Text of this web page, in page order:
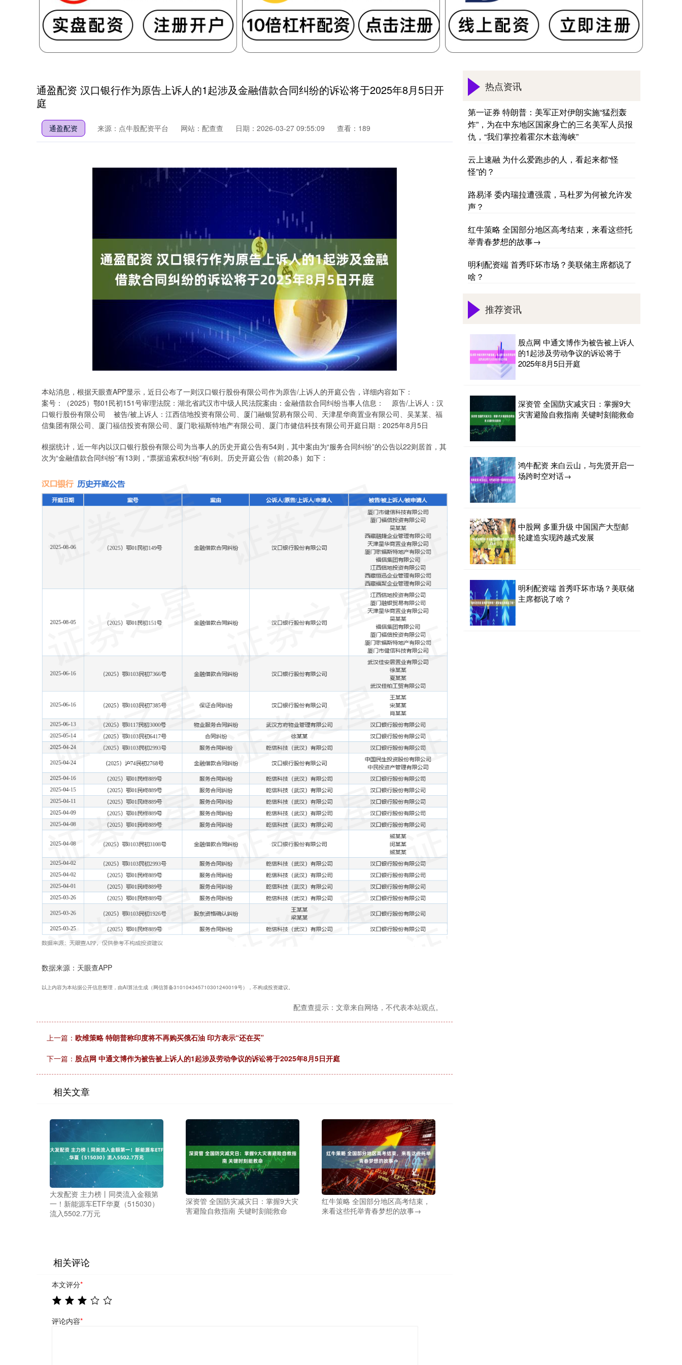
通盈配资 汉口银行作为原告上诉人的1起涉及金融借款合同纠纷的诉讼将于2025年8月5日开
庭
通盈配资 来源：点牛股配资平台 网站：配查查 日期：2026-03-27 09:55:09 查看：189
本站消息，根据天眼查APP显示，近日公布了一则汉口银行股份有限公司作为原告/上诉人的开庭公告，详细内容如下：
案号：（2025）鄂01民初151号审理法院：湖北省武汉市中级人民法院案由：金融借款合同纠纷当事人信息： 原告/上诉人：汉
口银行股份有限公司 被告/被上诉人：江西信地投资有限公司、厦门融银贸易有限公司、天津星华商置业有限公司、吴某某、福
信集团有限公司、厦门福信投资有限公司、厦门歌福斯特地产有限公司、厦门市健信科技有限公司开庭日期：2025年8月5日
根据统计，近一年内以汉口银行股份有限公司为当事人的历史开庭公告有54则，其中案由为“服务合同纠纷”的公告以22则居首，其
次为“金融借款合同纠纷”有13则，“票据追索权纠纷”有6则。历史开庭公告（前20条）如下：
数据来源：天眼查APP
以上内容为本站据公开信息整理，由AI算法生成（网信算备310104345710301240019号），不构成投资建议。
配查查提示：文章来自网络，不代表本站观点。
上一篇： 欧维策略 特朗普称印度将不再购买俄石油 印方表示“还在买”
下一篇： 股点网 中通文博作为被告被上诉人的1起涉及劳动争议的诉讼将于2025年8月5日开庭
相关文章
大发配资 主力榜丨同类流入金额第
一！新能源车ETF华夏（515030）
流入5502.7万元
深资管 全国防灾减灾日：掌握9大灾
害避险自救指南 关键时刻能救命
红牛策略 全国部分地区高考结束，
来看这些托举青春梦想的故事→
相关评论
本文评分*
评论内容*
热点资讯
第一证券 特朗普：美军正对伊朗实施“猛烈轰
炸”，为在中东地区国家身亡的三名美军人员报
仇，“我们掌控着霍尔木兹海峡”
云上速融 为什么爱跑步的人，看起来都“怪
怪”的？
路易泽 委内瑞拉遭强震，马杜罗为何被允许发
声？
红牛策略 全国部分地区高考结束，来看这些托
举青春梦想的故事→
明利配资端 首秀吓坏市场？美联储主席都说了
啥？
推荐资讯
股点网 中通文博作为被告被上诉人
的1起涉及劳动争议的诉讼将于
2025年8月5日开庭
深资管 全国防灾减灾日：掌握9大
灾害避险自救指南 关键时刻能救命
鸿牛配资 来白云山，与先贤开启一
场跨时空对话→
中股网 多重升级 中国国产大型邮
轮建造实现跨越式发展
明利配资端 首秀吓坏市场？美联储
主席都说了啥？